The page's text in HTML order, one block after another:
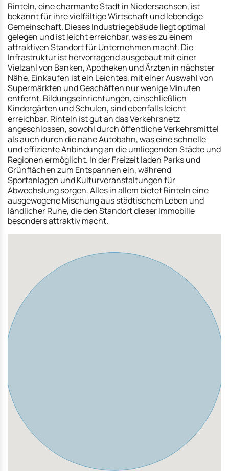
Rinteln, eine charmante Stadt in Niedersachsen, ist
bekannt für ihre vielfältige Wirtschaft und lebendige
Gemeinschaft. Dieses Industriegebäude liegt optimal
gelegen und ist leicht erreichbar, was es zu einem
attraktiven Standort für Unternehmen macht. Die
Infrastruktur ist hervorragend ausgebaut mit einer
Vielzahl von Banken, Apotheken und Ärzten in nächster
Nähe. Einkaufen ist ein Leichtes, mit einer Auswahl von
Supermärkten und Geschäften nur wenige Minuten
entfernt. Bildungseinrichtungen, einschließlich
Kindergärten und Schulen, sind ebenfalls leicht
erreichbar. Rinteln ist gut an das Verkehrsnetz
angeschlossen, sowohl durch öffentliche Verkehrsmittel
als auch durch die nahe Autobahn, was eine schnelle
und effiziente Anbindung an die umliegenden Städte und
Regionen ermöglicht. In der Freizeit laden Parks und
Grünflächen zum Entspannen ein, während
Sportanlagen und Kulturveranstaltungen für
Abwechslung sorgen. Alles in allem bietet Rinteln eine
ausgewogene Mischung aus städtischem Leben und
ländlicher Ruhe, die den Standort dieser Immobilie
besonders attraktiv macht.